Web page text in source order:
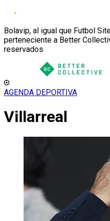
Bolavip, al igual que Futbol
perteneciente a Better
reservados
AGENDA DEPORTIVA
Villarreal